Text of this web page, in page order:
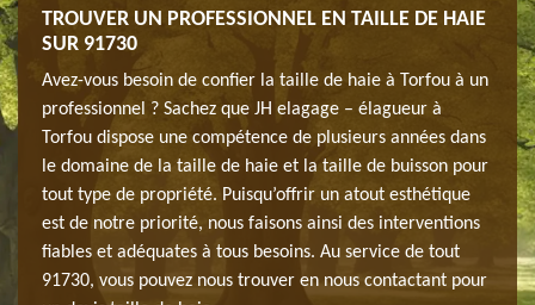
de
TROUVER UN PROFESSIONNEL EN TAILLE DE HAIE
SUR 91730
Avez-vous besoin de confier la taille de haie à Torfou à un
professionnel ? Sachez que JH elagage – élagueur à
Torfou dispose une compétence de plusieurs années dans
le domaine de la taille de haie et la taille de buisson pour
tout type de propriété. Puisqu’offrir un atout esthétique
est de notre priorité, nous faisons ainsi des interventions
fiables et adéquates à tous besoins. Au service de tout
91730, vous pouvez nous trouver en nous contactant pour
ses